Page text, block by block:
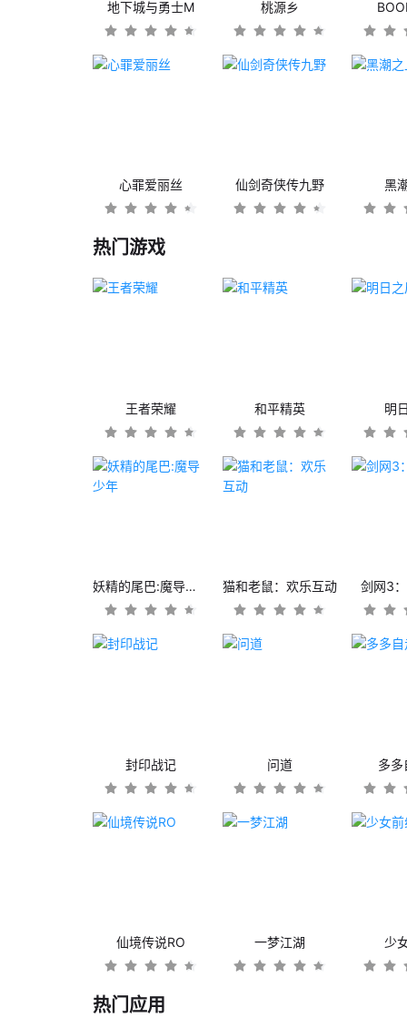
地下城与勇士M 桃源乡
心罪爱丽丝 仙剑奇侠传九野 黑
热门游戏
王者荣耀 和平精英 明
妖精的尾巴:魔导少年 猫和老鼠：欢乐互动 剑网3
封印战记 问道 多多
仙境传说RO 一梦江湖 少
热门应用